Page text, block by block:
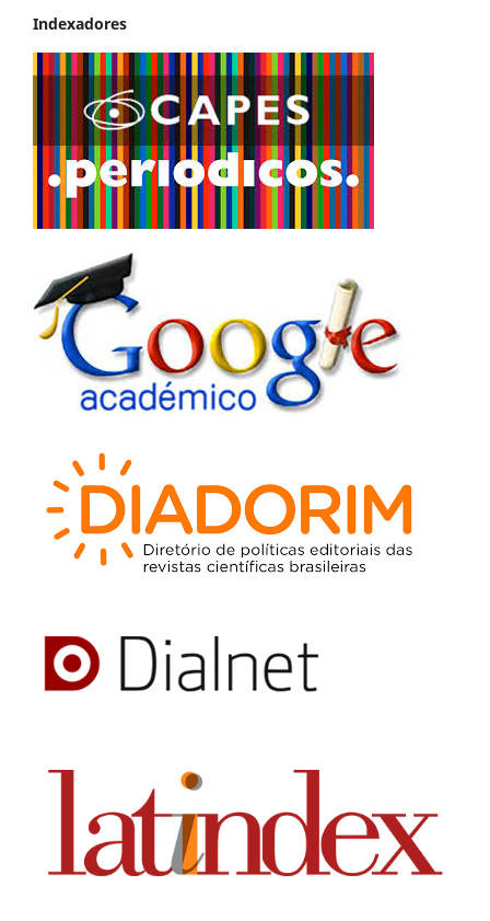
Indexadores